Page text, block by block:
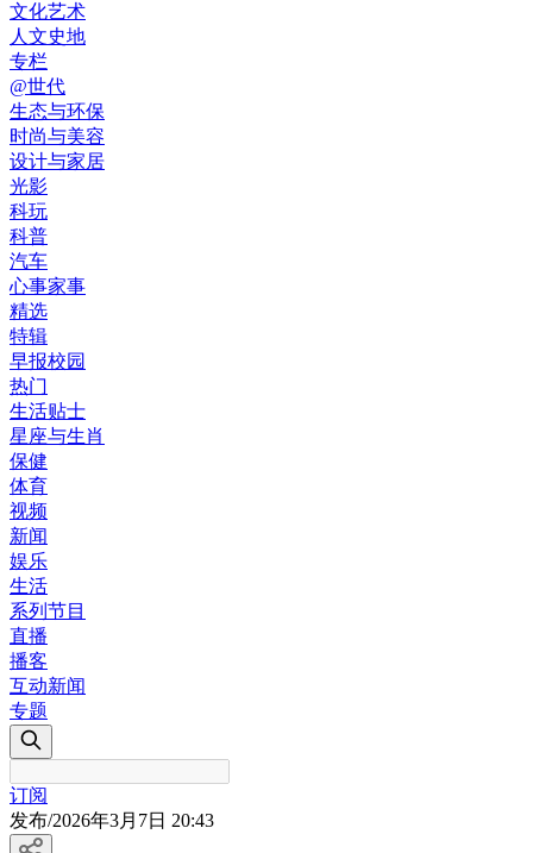
文化艺术
人文史地
专栏
@世代
生态与环保
时尚与美容
设计与家居
光影
科玩
科普
汽车
心事家事
精选
特辑
早报校园
热门
生活贴士
星座与生肖
保健
体育
视频
新闻
娱乐
生活
系列节目
直播
播客
互动新闻
专题
订阅
发布/2026年3月7日 20:43